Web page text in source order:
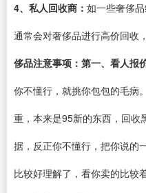
4、私人回收商： 如一些奢侈
通常会对奢侈品进行高价回收
侈品注意事项： 第一、看人报
你不懂行，就挑你包包的毛病
重，本来是95新的东西，回收
据，反正你不懂行，把你说的
比较好理解了，看你卖的比较